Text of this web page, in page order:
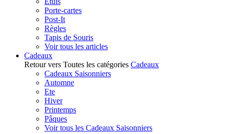
Porte-cartes
Post-It
Règles
Tapis de Souris
Voir tous les articles
Cadeaux
Retour vers Toutes les catégories Cadeaux
Cadeaux Saisonniers
Automne
Ete
Hiver
Printemps
Pâques
Voir tous les Cadeaux Saisonniers